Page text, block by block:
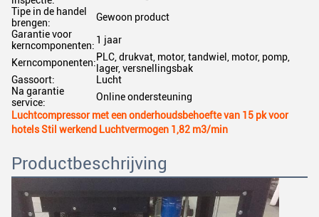
Tipe in de handel
brengen:
Gewoon product
Garantie voor
kerncomponenten: 1 jaar
Kerncomponenten:PLC, drukvat, motor, tandwiel, motor, pomp,
lager, versnellingsbak
Gassoort:
Lucht
Na garantie
service:
Online ondersteuning
Luchtcompressor met een onderhoudsbehoefte van 15 pk voor
hotels Stil werkend Luchtvermogen 1,82 m3/min
Productbeschrijving